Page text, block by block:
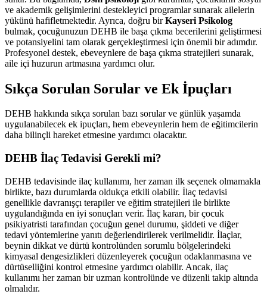
ve akademik gelişimlerini destekleyici programlar sunarak ailelerin
yükünü hafifletmektedir. Ayrıca, doğru birKayseri Psikolog
bulmak, çocuğunuzun DEHB ile başa çıkma becerilerini geliştirmesi
ve potansiyelini tam olarak gerçekleştirmesi için önemli bir adımdır.
Profesyonel destek, ebeveynlere de başa çıkma stratejileri sunarak,
aile içi huzurun artmasına yardımcı olur.
Sıkça Sorulan Sorular ve Ek İpuçları
DEHB hakkında sıkça sorulan bazı sorular ve günlük yaşamda
uygulanabilecek ek ipuçları, hem ebeveynlerin hem de eğitimcilerin
daha bilinçli hareket etmesine yardımcı olacaktır.
DEHB İlaç Tedavisi Gerekli mi?
DEHB tedavisinde ilaç kullanımı, her zaman ilk seçenek olmamakla
birlikte, bazı durumlarda oldukça etkili olabilir. İlaç tedavisi
genellikle davranışçı terapiler ve eğitim stratejileri ile birlikte
uygulandığında en iyi sonuçları verir. İlaç kararı, bir çocuk
psikiyatristi tarafından çocuğun genel durumu, şiddeti ve diğer
tedavi yöntemlerine yanıtı değerlendirilerek verilmelidir. İlaçlar,
beynin dikkat ve dürtü kontrolünden sorumlu bölgelerindeki
kimyasal dengesizlikleri düzenleyerek çocuğun odaklanmasına ve
dürtüselliğini kontrol etmesine yardımcı olabilir. Ancak, ilaç
kullanımı her zaman bir uzman kontrolünde ve düzenli takip altında
olmalıdır.